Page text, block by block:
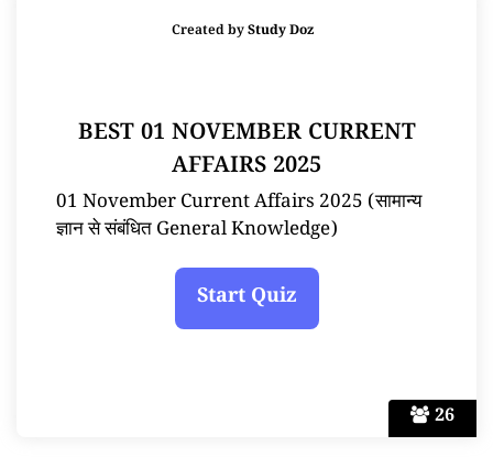
26
Created byStudy Doz
BEST 01 NOVEMBER CURRENT
AFFAIRS 2025
01 November Current Affairs 2025 (सामान्य
ज्ञान से संबंधित General Knowledge)